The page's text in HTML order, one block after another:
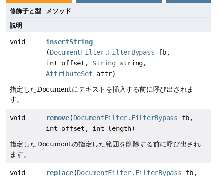
修飾子と型
メソッド
説明
void
insertString
(DocumentFilter.FilterBypass fb,
int offset, String string,
AttributeSet attr)
指定したDocumentにテキストを挿入する前に呼び出されま
す。
void remove(DocumentFilter.FilterBypass fb,
int offset, int length)
指定したDocumentの指定した範囲を削除する前に呼び出され
ます。
void replace(DocumentFilter.FilterBypass fb,